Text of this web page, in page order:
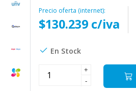
Precio oferta (internet):
$130.239 c/iva
En Stock
+
-